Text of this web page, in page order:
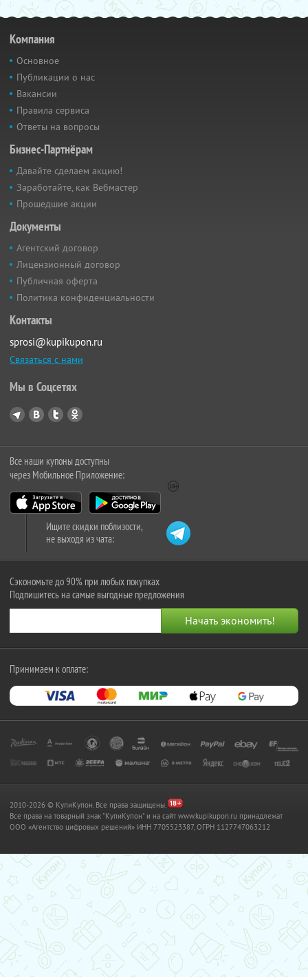
Компания
Основное
Публикации о нас
Вакансии
Правила сервиса
Ответы на вопросы
Бизнес-Партнёрам
Давайте сделаем акцию!
Заработайте, как Вебмастер
Прошедшие акции
Документы
Агентский договор
Лицензионный договор
Публичная оферта
Политика конфиденциальности
Контакты
sprosi@kupikupon.ru
Связаться с нами
Мы в Соцсетях
Все наши купоны доступны
через Мобильное Приложение:
Ищите скидки поблизости,
не выходя из чата:
Сэкономьте до 90% при любых покупках
Подпишитесь на самые выгодные предложения
Принимаем к оплате:
2010-2026 © КупиКупон. Все права защищены.
Все права на товарный знак "КупиКупон" и на сайт www.kupikupon.ru принадлежат
OOO «Агентство цифровых решений» ИНН 7705523387, ОГРН 1127747063212